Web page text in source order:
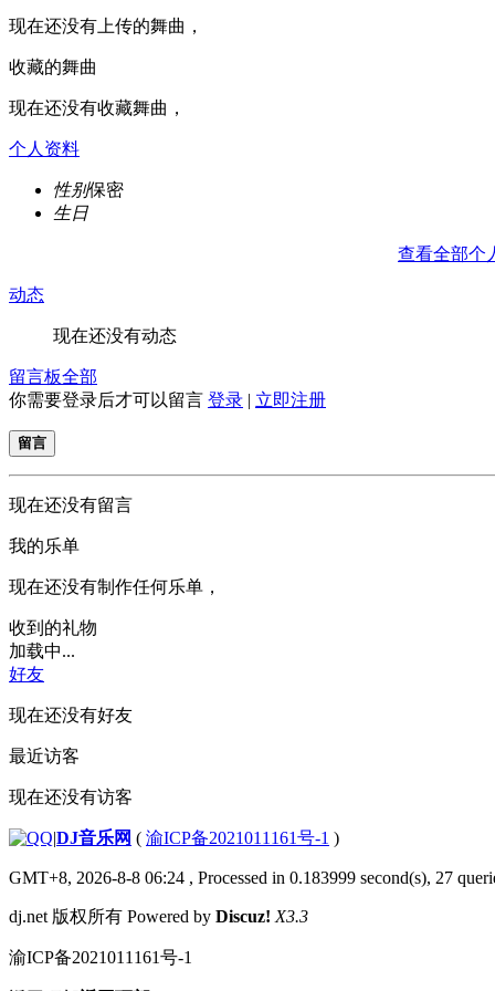
现在还没有上传的舞曲，
收藏的舞曲
现在还没有收藏舞曲，
个人资料
性别保密
生日
查看全部个
动态
现在还没有动态
留言板全部
你需要登录后才可以留言 登录 | 立即注册
留言
现在还没有留言
我的乐单
现在还没有制作任何乐单，
收到的礼物
加载中...
好友
现在还没有好友
最近访客
现在还没有访客
|DJ音乐网 ( 渝ICP备2021011161号-1 )
GMT+8, 2026-8-8 06:24 , Processed in 0.183999 second(s), 27
dj.net 版权所有 Powered by Discuz! X3.3
渝ICP备2021011161号-1